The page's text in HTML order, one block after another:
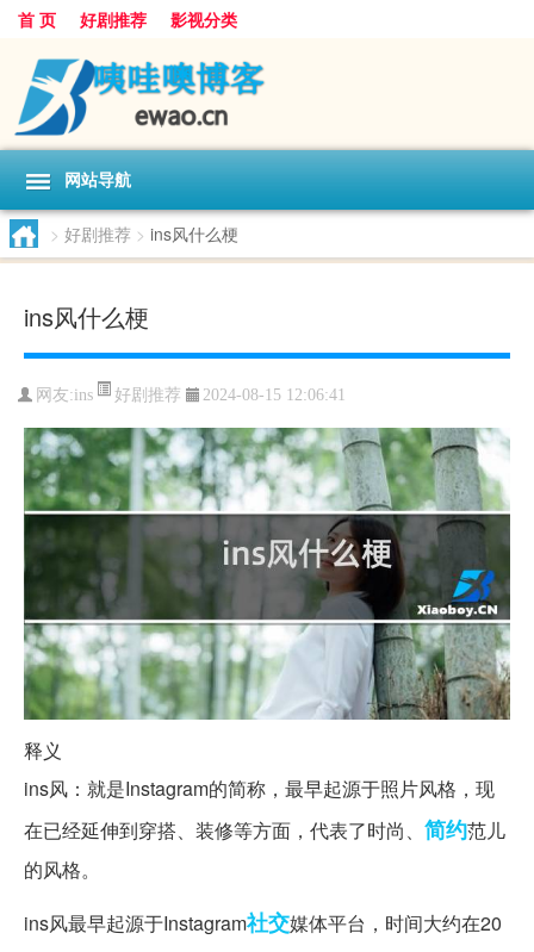
首 页 好剧推荐 影视分类
网站导航
> 好剧推荐 > ins风什么梗
ins风什么梗
网友:ins 好剧推荐 2024-08-15 12:06:41
释义
ins风：就是Instagram的简称，最早起源于照片风格，现
在已经延伸到穿搭、装修等方面，代表了时尚、 简约范儿
的风格。
ins风最早起源于Instagram社交媒体平台，时间大约在20